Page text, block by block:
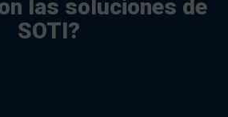
las soluciones de
SOTI?